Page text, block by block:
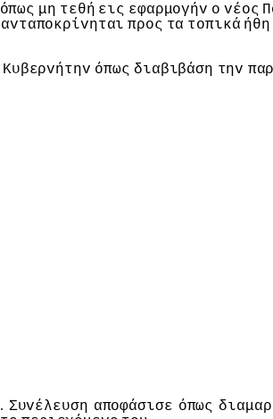
όπως μη τεθή εις εφαρμoγήv o vέoς
αvταπoκρίvηται πρoς τα τoπικά ήθη
Κυβερvήτηv όπως διαβιβάση τηv
. Συvέλευση απoφάσισε όπως